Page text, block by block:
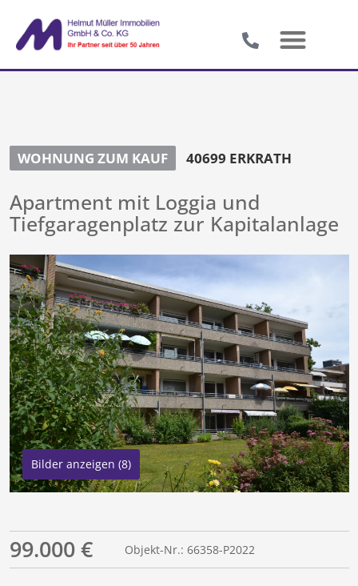
WOHNUNG ZUM KAUF 40699 ERKRATH
Apartment mit Loggia und
Tiefgaragenplatz zur Kapitalanlage
Bilder anzeigen (8)
99.000 € Objekt-Nr.: 66358-P2022